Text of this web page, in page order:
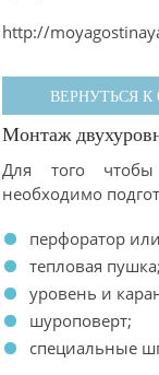
http://
ВЕРНУТЬСЯ
Монтаж
Для того
необходимо
перфоратор
тепловая пушка;
уровень и
шуроповерт;
специальные